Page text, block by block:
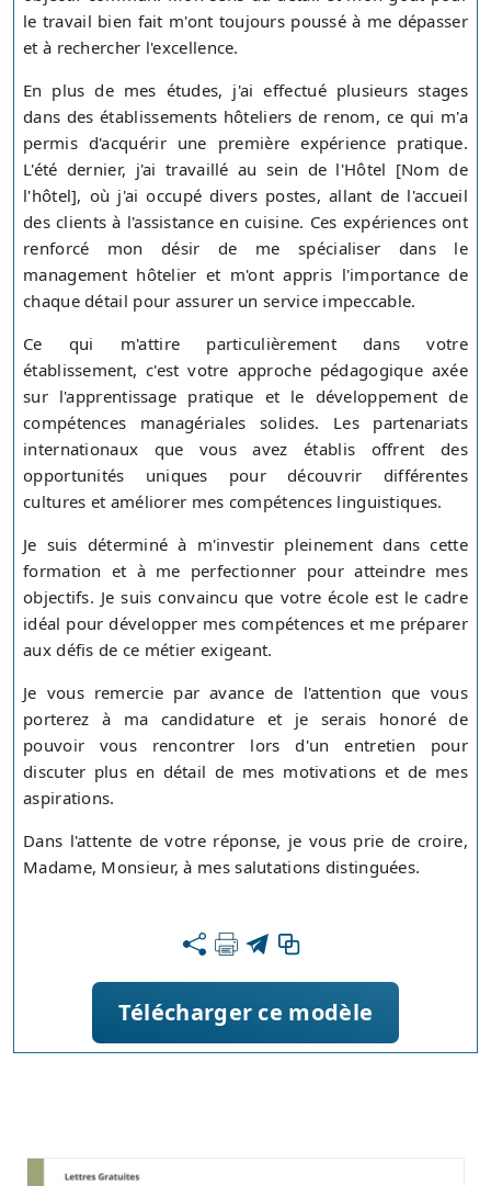
le travail bien fait m'ont toujours poussé à me dépasser
et à rechercher l'excellence.
En plus de mes études, j'ai effectué plusieurs stages
dans des établissements hôteliers de renom, ce qui m'a
permis d'acquérir une première expérience pratique.
L'été dernier, j'ai travaillé au sein de l'Hôtel [Nom de
l'hôtel], où j'ai occupé divers postes, allant de l'accueil
des clients à l'assistance en cuisine. Ces expériences ont
renforcé mon désir de me spécialiser dans le
management hôtelier et m'ont appris l'importance de
chaque détail pour assurer un service impeccable.
Ce qui m'attire particulièrement dans votre
établissement, c'est votre approche pédagogique axée
sur l'apprentissage pratique et le développement de
compétences managériales solides. Les partenariats
internationaux que vous avez établis offrent des
opportunités uniques pour découvrir différentes
cultures et améliorer mes compétences linguistiques.
Je suis déterminé à m'investir pleinement dans cette
formation et à me perfectionner pour atteindre mes
objectifs. Je suis convaincu que votre école est le cadre
idéal pour développer mes compétences et me préparer
aux défis de ce métier exigeant.
Je vous remercie par avance de l'attention que vous
porterez à ma candidature et je serais honoré de
pouvoir vous rencontrer lors d'un entretien pour
discuter plus en détail de mes motivations et de mes
aspirations.
Dans l'attente de votre réponse, je vous prie de croire,
Madame, Monsieur, à mes salutations distinguées.
Télécharger ce modèle